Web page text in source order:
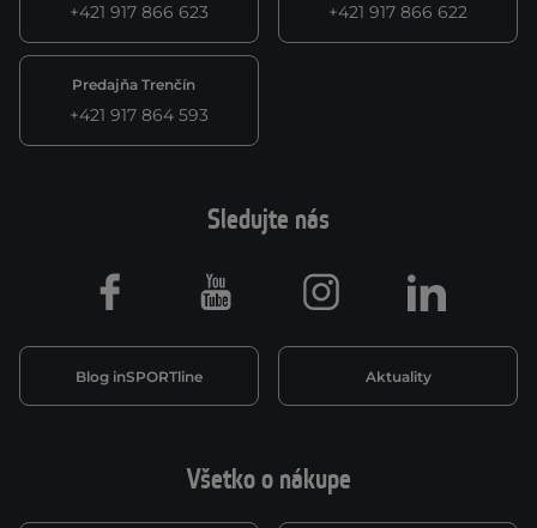
+421 917 866 623 +421 917 866 622
Predajňa Trenčín
+421 917 864 593
Všetko o nákupe
Sledujte nás
Blog inSPORTline Aktuality
Facebook Youtube Instagram LinkedIn